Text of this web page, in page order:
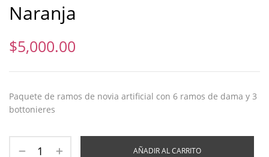
Naranja
$5,000.00
Paquete de ramos de novia artificial con 6 ramos de dama y 3
bottonieres
AÑADIR AL CARRITO